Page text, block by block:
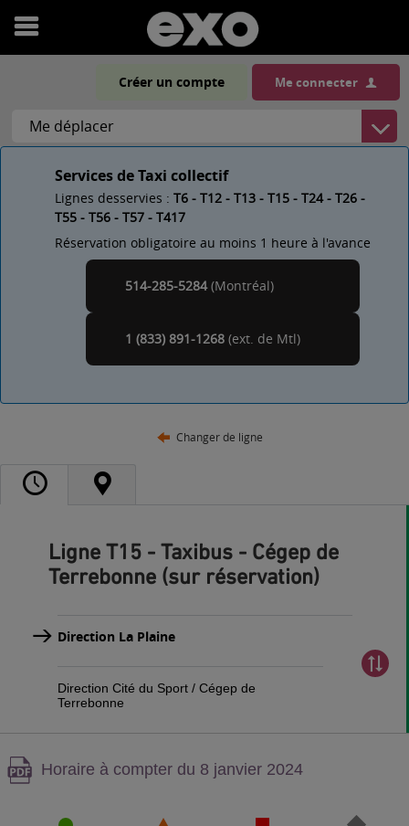
Ouvrir
menu
Créer un compte Me connecter
Services de Taxi collectif
Lignes desservies : T6 - T12 - T13 - T15 - T24 - T26 -
T55 - T56 - T57 - T417
Réservation obligatoire au moins 1 heure à l'avance
514-285-5284(Montréal)
1 (833) 891-1268 (ext. de Montréal
)
Changer de ligne
Ligne T15 - Taxibus - Cégep de
Terrebonne (sur réservation)
Direction La Plaine
Direction Cité du Sport / Cégep de
Terrebonne
Attention,
Horaire à compter du 8 janvier 2024